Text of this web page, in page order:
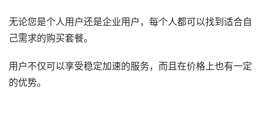
无论您是个人用户还是企业用户，每个人都可以找到适合自
己需求的购买套餐。
用户不仅可以享受稳定加速的服务，而且在价格上也有一定
的优势。